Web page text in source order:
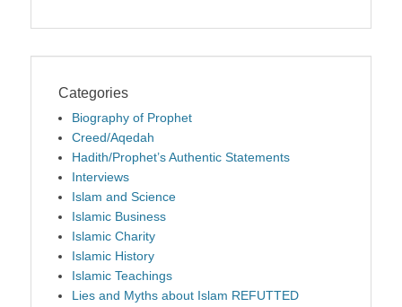
Categories
Biography of Prophet
Creed/Aqedah
Hadith/Prophet’s Authentic Statements
Interviews
Islam and Science
Islamic Business
Islamic Charity
Islamic History
Islamic Teachings
Lies and Myths about Islam REFUTTED